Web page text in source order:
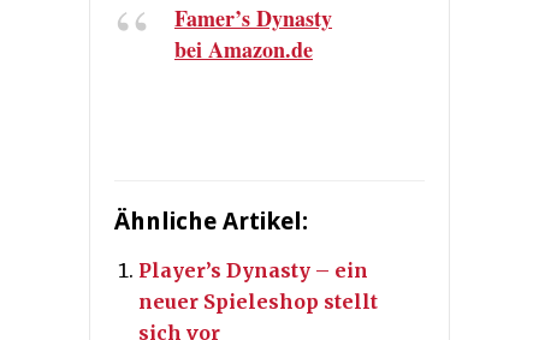
Famer’s Dynasty
bei Amazon.de
Ähnliche Artikel:
Player’s Dynasty – ein
neuer Spieleshop stellt
sich vor